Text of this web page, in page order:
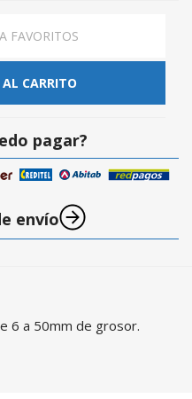
FAVORITOS
AL CARRITO
pagar?
envío
6 a 50mm de grosor.